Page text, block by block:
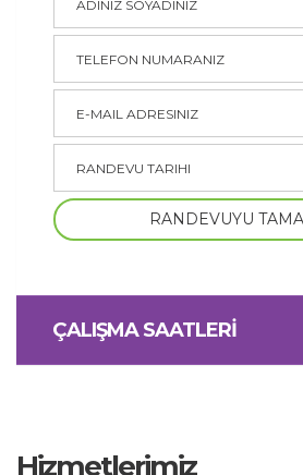
ÇALIŞMA SAATLERİ
Hizmetlerimiz